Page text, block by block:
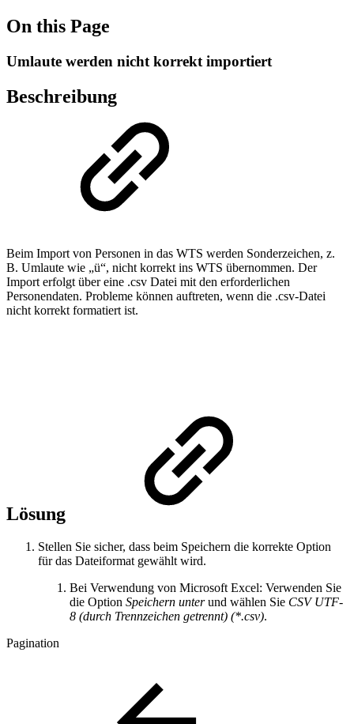
On this Page
Umlaute werden nicht korrekt importiert
Beschreibung
Beim Import von Personen in das WTS werden Sonderzeichen, z.
B. Umlaute wie „ü“, nicht korrekt ins WTS übernommen. Der
Import erfolgt über eine .csv Datei mit den erforderlichen
Personendaten. Probleme können auftreten, wenn die .csv-Datei
nicht korrekt formatiert ist.
Lösung
Stellen Sie sicher, dass beim Speichern die korrekte Option
für das Dateiformat gewählt wird.
Bei Verwendung von Microsoft Excel: Verwenden Sie
die Option Speichern unterund wählen Sie CSV UTF-
8 (durch Trennzeichen getrennt) (*.csv).
Pagination